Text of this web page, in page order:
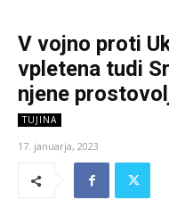
V vojno proti
vpletena tudi
njene
TUJINA
17. januarja, 2023